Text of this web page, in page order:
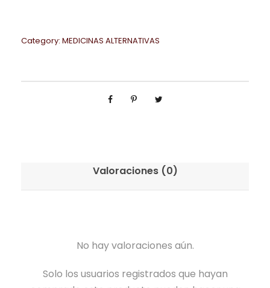
Category: MEDICINAS ALTERNATIVAS
Valoraciones (0)
No hay valoraciones aún.
Solo los usuarios registrados que hayan